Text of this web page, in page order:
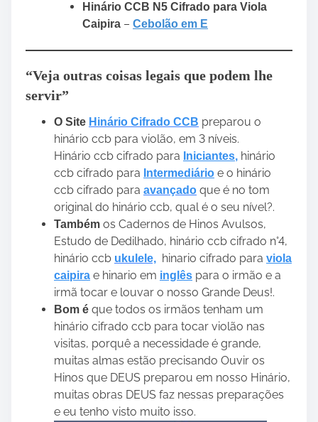
Hinário CCB N5 Cifrado para Viola
Caipira – Cebolão em E
“Veja outras coisas legais que podem lhe
servir”
O Site Hinário Cifrado CCB preparou o
hinário ccb para violão, em 3 níveis.
Hinário ccb cifrado para Iniciantes, hinário
ccb cifrado para Intermediário e o hinário
ccb cifrado para avançado que é no tom
original do hinário ccb, qual é o seu nível?.
Também os Cadernos de Hinos Avulsos,
Estudo de Dedilhado, hinário ccb cifrado n°4,
hinário ccb ukulele, hinario cifrado para viola
caipira e hinario em inglês para o irmão e a
irmã tocar e louvar o nosso Grande Deus!.
Bom é que todos os irmãos tenham um
hinário cifrado ccb para tocar violão nas
visitas, porquê a necessidade é grande,
muitas almas estão precisando Ouvir os
Hinos que DEUS preparou em nosso Hinário,
muitas obras DEUS faz nessas preparações
e eu tenho visto muito isso.